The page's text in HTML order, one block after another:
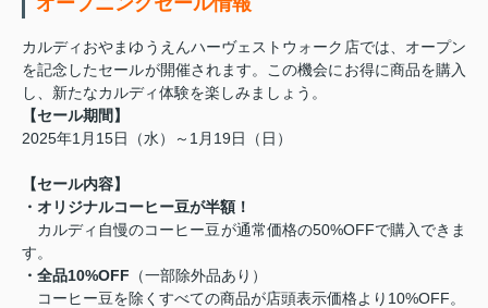
カルディおやまゆうえんハーヴェストウォーク店では、オープン
を記念したセールが開催されます。この機会にお得に商品を購入
し、新たなカルディ体験を楽しみましょう。
【セール期間】
2025年1月15日（水）～1月19日（日）
【セール内容】
・オリジナルコーヒー豆が半額！
カルディ自慢のコーヒー豆が通常価格の50%OFFで購入できま
す。
・全品10%OFF （一部除外品あり）
コーヒー豆を除くすべての商品が店頭表示価格より10%OFF。